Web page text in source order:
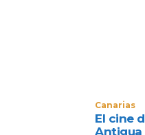
Canarias
El cine
Antigua